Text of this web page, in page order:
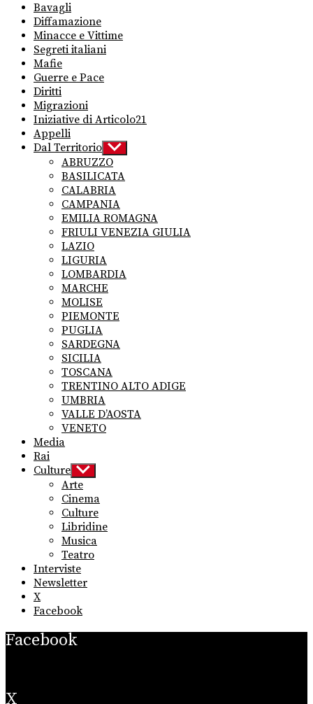
Bavagli
Diffamazione
Minacce e Vittime
Segreti italiani
Mafie
Guerre e Pace
Diritti
Migrazioni
Iniziative di Articolo21
Appelli
Dal Territorio Show
sub
menu
ABRUZZO
BASILICATA
CALABRIA
CAMPANIA
EMILIA ROMAGNA
FRIULI VENEZIA GIULIA
LAZIO
LIGURIA
LOMBARDIA
MARCHE
MOLISE
PIEMONTE
PUGLIA
SARDEGNA
SICILIA
TOSCANA
TRENTINO ALTO ADIGE
UMBRIA
VALLE D’AOSTA
VENETO
Media
Rai
Culture Show
sub
menu
Arte
Cinema
Culture
Libridine
Musica
Teatro
Interviste
Newsletter
X
Facebook
Facebook
X